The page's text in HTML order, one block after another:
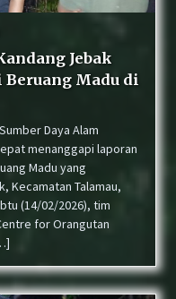
Jebak
Madu di
Daya Alam
menanggapi laporan
Madu yang
Kecamatan Talamau,
(14/02/2026), tim
for Orangutan